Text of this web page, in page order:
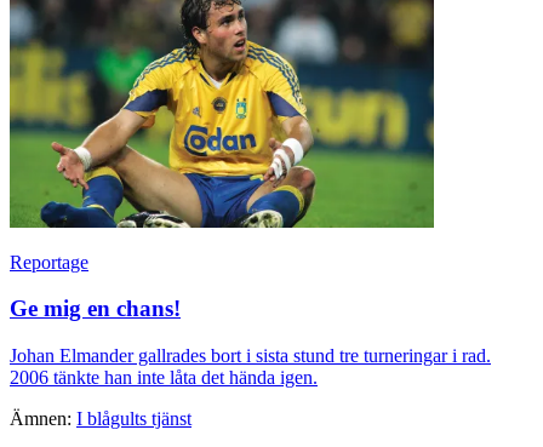
Reportage
Ge mig en chans!
Johan Elmander gallrades bort i sista stund tre turneringar i rad.
2006 tänkte han inte låta det hända igen.
Ämnen: I blågults tjänst